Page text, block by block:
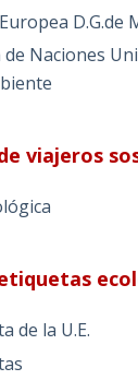
D.G.de
Naciones
viajeros
de la U.E.